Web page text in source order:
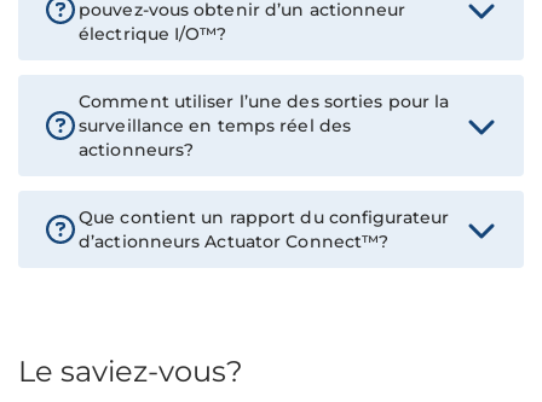
pouvez-vous obtenir d’un actionneur
électrique I/O™?
Comment utiliser l’une des sorties pour la
surveillance en temps réel des
actionneurs?
Que contient un rapport du configurateur
d’actionneurs Actuator Connect™?
Le saviez-vous?